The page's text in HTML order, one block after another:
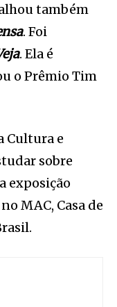
também
. Foi
. Ela é
o Prêmio Tim
Cultura e
sobre
exposição
MAC, Casa de